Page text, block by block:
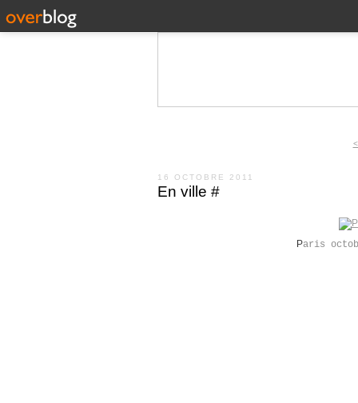
16 OCTOBRE 2011
En ville #
Paris